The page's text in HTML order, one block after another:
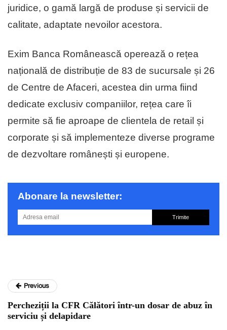
juridice, o gamă largă de produse și servicii de
calitate, adaptate nevoilor acestora.
Exim Banca Românească operează o rețea
națională de distribuție de 83 de sucursale și 26
de Centre de Afaceri, acestea din urma fiind
dedicate exclusiv companiilor, rețea care îi
permite să fie aproape de clientela de retail și
corporate și să implementeze diverse programe
de dezvoltare românești și europene.
Abonare la newsletter:
Trimite
Previous
Percheziții la CFR Călători într-un dosar de abuz în
serviciu și delapidare